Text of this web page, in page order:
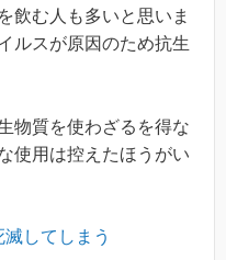
飲む人も多いと思いま
ルスが原因のため抗生
物質を使わざるを得な
使用は控えたほうがい
してしまう